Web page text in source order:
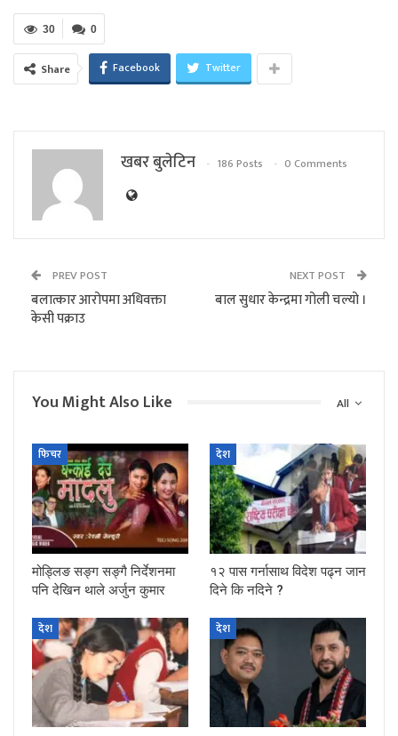
0
30
Share Facebook Twitter
खबर बुलेटिन 186 Posts 0 Comments
PREV POST
बलात्कार आरोपमा अधिवक्ता
केसी पक्राउ
NEXT POST
बाल सुधार केन्द्रमा गोली चल्यो ।
All
You Might Also Like
फिचर
मोड्लिङ सङ्ग सङ्गै निर्देशनमा
पनि देखिन थाले अर्जुन कुमार
देश
१२ पास गर्नासाथ विदेश पढ्न जान
दिने कि नदिने ?
देश देश